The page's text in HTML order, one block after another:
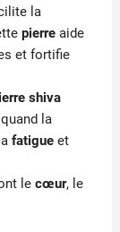
la
pierreaide
et fortifie
shiva
la
fatigueet
le cœur, le